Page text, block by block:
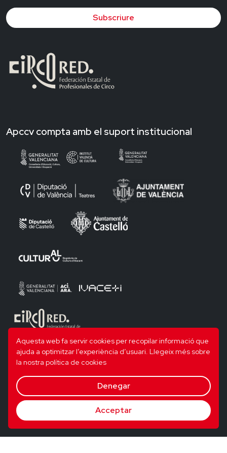
Aquesta web fa servir cookies per recopilar informació que
ajuda a optimitzar l’experiència d’usuari. Llegeix més sobre
la nostra política de cookies
Denegar
Acceptar
Subscriure
Apccv compta amb el suport institucional